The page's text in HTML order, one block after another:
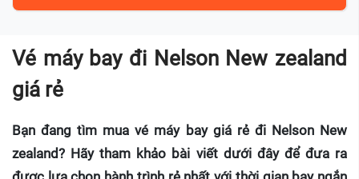
Vé máy bay đi Nelson New zealand
giá rẻ
Bạn đang tìm mua vé máy bay giá rẻ đi Nelson New
zealand? Hãy tham khảo bài viết dưới đây để đưa ra